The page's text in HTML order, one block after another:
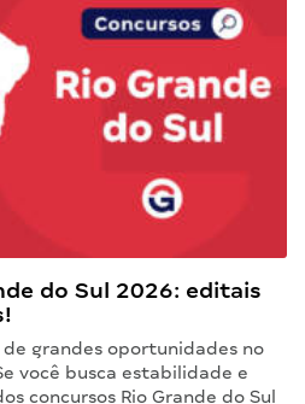
do Sul 2026: editais
grandes oportunidades no
você busca estabilidade e
concursos Rio Grande do Sul